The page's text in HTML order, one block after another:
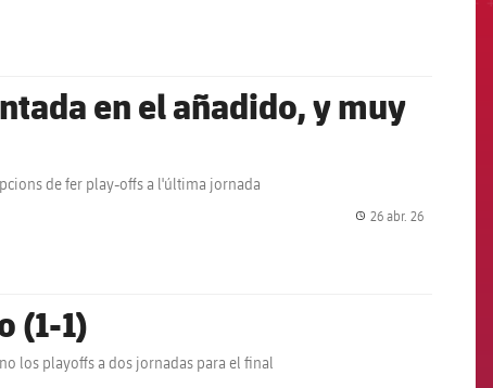
en el añadido, y muy
de fer play-offs a l'última jornada
26 abr. 26
(1-1)
los playoffs a dos jornadas para el final